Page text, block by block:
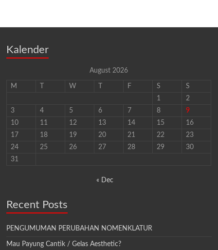
Kalender
August 2026
M W F S
S
1
2
3
4 5 6 7 8
9
10
11 12 13 14 15
16
17
18 19 20 21 22
23
24
25 26 27 28 29
30
31
« Dec
Recent Posts
PENGUMUMAN PERUBAHAN NOMENKLATUR
Mau Payung Cantik / Gelas Aesthetic?